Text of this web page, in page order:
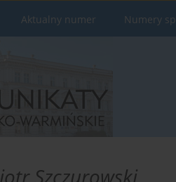
Aktualny numer Numery
Szczurowski